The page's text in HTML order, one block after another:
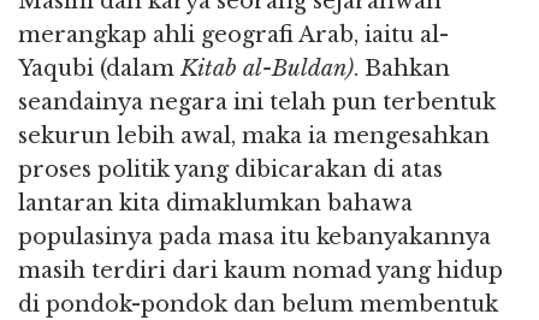
merangkap ahli geografi Arab, iaitu al-
Yaqubi (dalamKitab al-Buldan). Bahkan
seandainya negara ini telah pun terbentuk
sekurun lebih awal, maka ia mengesahkan
proses politik yang dibicarakan di atas
lantaran kita dimaklumkan bahawa
populasinya pada masa itu kebanyakannya
masih terdiri dari kaum nomad yang hidup
di pondok-pondok dan belum membentuk